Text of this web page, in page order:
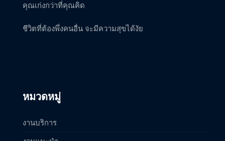
คุณเก่งกว่าที่คุณคิด
ชีวิตที่ต้องพึ่งคนอื่น จะมีความสุขได้งัย
หมวดหมู่
งานบริการ